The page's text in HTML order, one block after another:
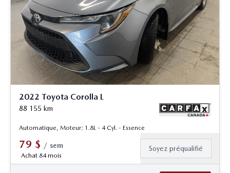
2022 Toyota Corolla L
88 155 km
Automatique, Moteur: 1.8L - 4 Cyl. - Essence
79 $ / sem
Achat 84 mois
Soyez préqualifié